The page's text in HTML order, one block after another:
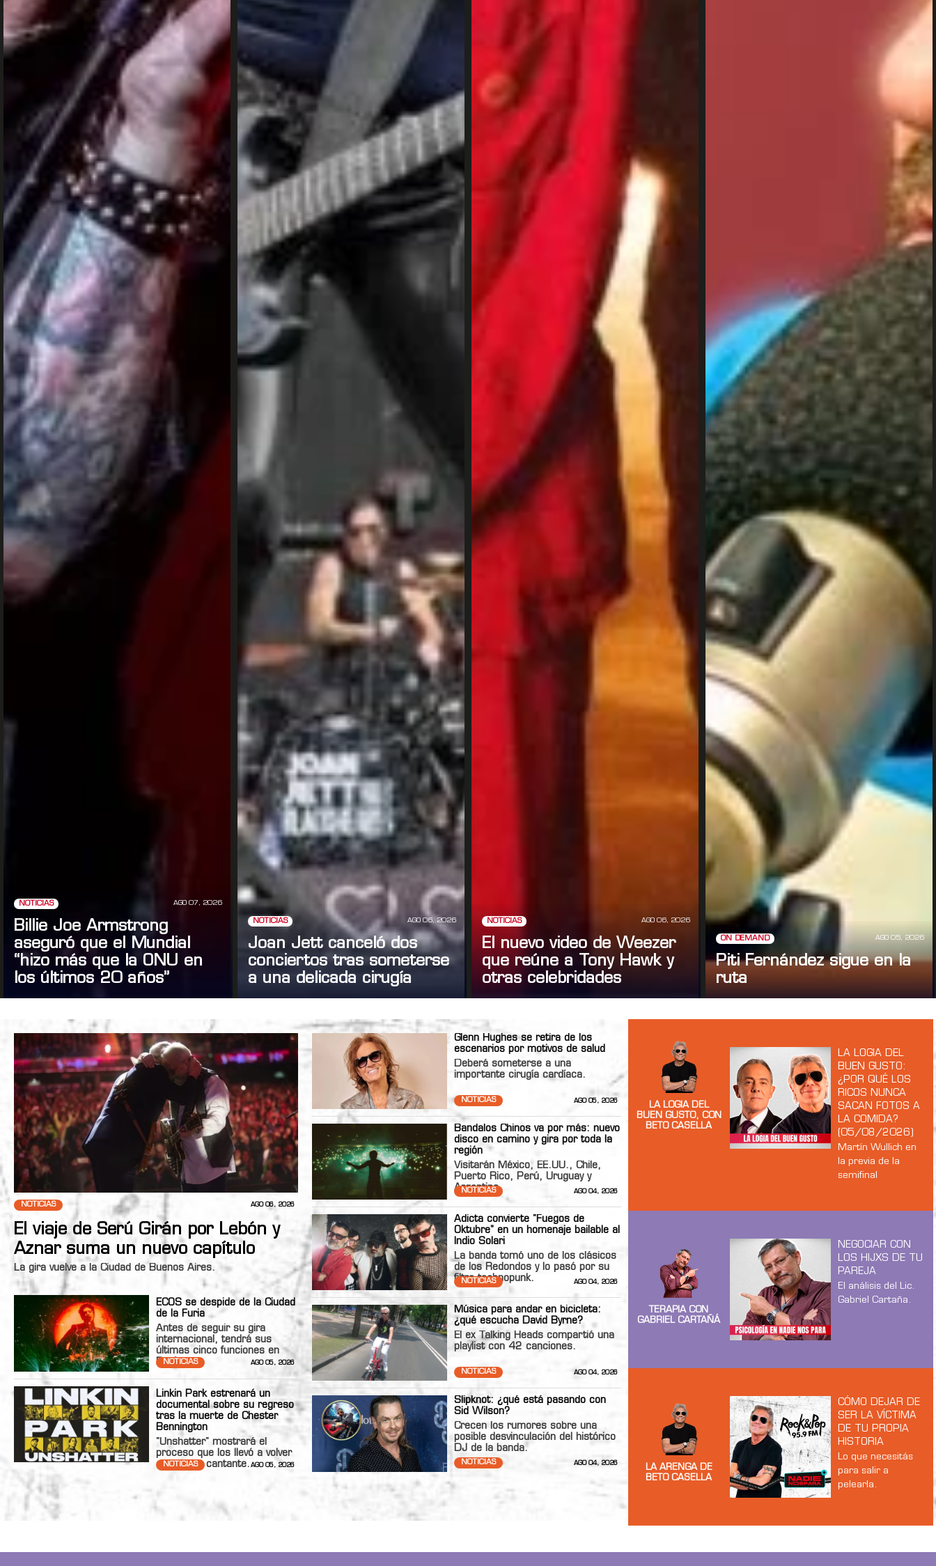
NOTICIAS AGO 07, 2026
Billie Joe Armstrong
aseguró que el Mundial
“hizo más que la ONU en
los últimos 20 años”
NOTICIAS AGO 06, 2026
Joan Jett canceló dos
conciertos tras someterse
a una delicada cirugía
NOTICIAS AGO 06, 2026
El nuevo video de Weezer
que reúne a Tony Hawk y
otras celebridades
ON DEMAND AGO 05, 2026
Piti Fernández sigue en la
ruta
NOTICIAS AGO 06, 2026
El viaje de Serú Girán por Lebón y
Aznar suma un nuevo capítulo
La gira vuelve a la Ciudad de Buenos Aires.
ECOS se despide de la Ciudad
de la Furia
Antes de seguir su gira
internacional, tendrá sus
últimas cinco funciones en
Bs.As.
NOTICIAS AGO 05, 2026
Linkin Park estrenará un
documental sobre su regreso
tras la muerte de Chester
Bennington
"Unshatter" mostrará el
proceso que los llevó a volver
con nueva cantante.
NOTICIAS AGO 05, 2026
Glenn Hughes se retira de los
escenarios por motivos de salud
Deberá someterse a una
importante cirugía cardíaca.
NOTICIAS AGO 05, 2026
Bandalos Chinos va por más: nuevo
disco en camino y gira por toda la
región
Visitarán México, EE.UU., Chile,
Puerto Rico, Perú, Uruguay y
Argentina
NOTICIAS AGO 04, 2026
Adicta convierte "Fuegos de
Oktubre" en un homenaje bailable al
Indio Solari
La banda tomó uno de los clásicos
de los Redondos y lo pasó por su
filtro technopunk.
NOTICIAS AGO 04, 2026
Música para andar en bicicleta:
¿qué escucha David Byrne?
El ex Talking Heads compartió una
playlist con 42 canciones.
NOTICIAS AGO 04, 2026
Slipknot: ¿qué está pasando con
Sid Wilson?
Crecen los rumores sobre una
posible desvinculación del histórico
DJ de la banda.
NOTICIAS AGO 04, 2026
LA LOGIA DEL
BUEN GUSTO, CON
BETO CASELLA
LA LOGIA DEL
BUEN GUSTO:
¿POR QUÉ LOS
RICOS NUNCA
SACAN FOTOS A
LA COMIDA?
(05/08/2026)
Martín Wullich en
la previa de la
semifinal
TERAPIA CON
GABRIEL CARTAÑÁ
NEGOCIAR CON
LOS HIJXS DE TU
PAREJA
El análisis del Lic.
Gabriel Cartaña.
LA ARENGA DE
BETO CASELLA
CÓMO DEJAR DE
SER LA VÍCTIMA
DE TU PROPIA
HISTORIA
Lo que necesitás
para salir a
pelearla.